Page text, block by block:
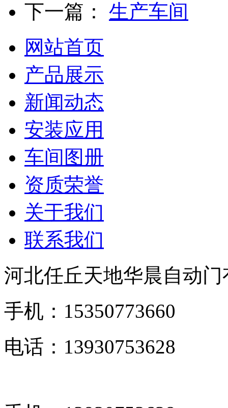
下一篇： 生产车间
网站首页
产品展示
新闻动态
安装应用
车间图册
资质荣誉
关于我们
联系我们
河北任丘天地华晨自动
手机：15350773660
电话：13930753628